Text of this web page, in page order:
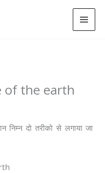
of the earth
निम्न दो तरीको से लगाया जा